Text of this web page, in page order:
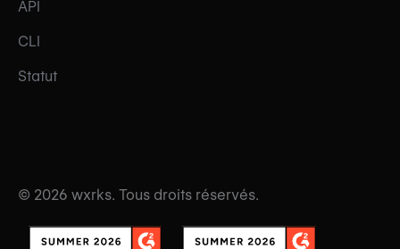
API
CLI
Statut
© 2026 wxrks. Tous droits réservés.